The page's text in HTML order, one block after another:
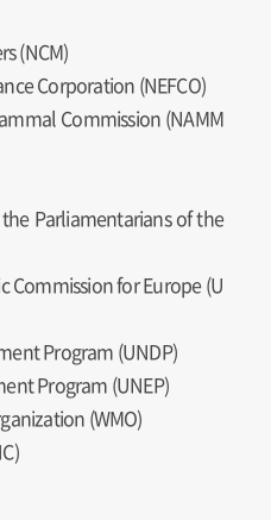
(NCM)
Corporation (NEFCO)
Commission (NAMM
Parliamentarians of the
Commission for Europe (U
Program (UNDP)
Program (UNEP)
(WMO)